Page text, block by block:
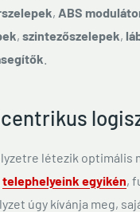
, ABS
, szintezőszelepek,
létezik optimális
telephelyeink egyikén,
úgy kívánja meg,